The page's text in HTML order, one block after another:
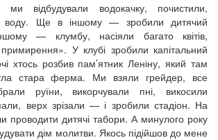
відбудували водокачку, почистили,
воду. Ще в іншому — зробили дитячий
— клумбу, насіяли багато квітів,
У клубі зробили капітальний
хтось розбив пам’ятник Леніну, який там
стара ферма. Ми взяли грейдер, все
руїни, викорчували пні, викосили
верх зрізали — і зробили стадіон. На
проводити дитячі табори. А минулого року
дім молитви. Якось підійшов до мене